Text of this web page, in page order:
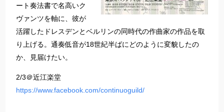
ート奏法書で名高いク
ヴァンツを軸に、彼が
活躍したドレスデンとベルリンの同時代の作曲家の作品を取
り上げる。通奏低音が18世紀半ばにどのように変貌したの
か、見届けたい。
2/3＠近江楽堂
https://www.facebook.com/continuoguild/